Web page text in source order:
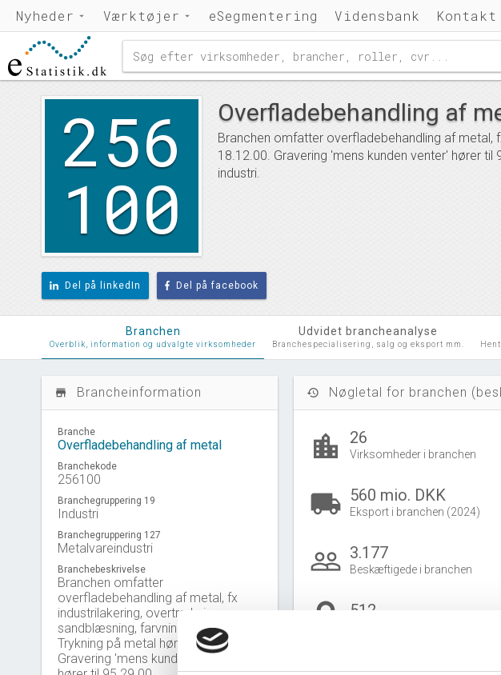
Nyheder Værktøjer eSegmentering Vidensbank Kontakt
256
100
Overfladebehandling af
Branchen omfatter overfladebehandling af metal,
18.12.00. Gravering 'mens kunden venter' hører
industri.
Del på linkedIn Del på facebook
Branchen
Overblik, information og udvalgte virksomheder
Udvidet brancheanalyse
Branchespecialisering, salg og eksport mm.
store_mall_directory Brancheinformation
Branche
Overfladebehandling af metal
Branchekode
256100
Branchegruppering 19
Industri
Branchegruppering 127
Metalvareindustri
Branchebeskrivelse
Branchen omfatter
overfladebehandling af metal, fx
industrilakering, overtrækning,
sandblæsning, farvning og gravering.
Trykning på metal hører til 18.12.00.
Gravering 'mens kunden venter'
history Nøgletal for branchen
location_city 26
Virksomheder i branchen
local_shipping 560 mio. DKK
Eksport i branchen (2024)
people_outline 3.177
Beskæftigede i branchen
512